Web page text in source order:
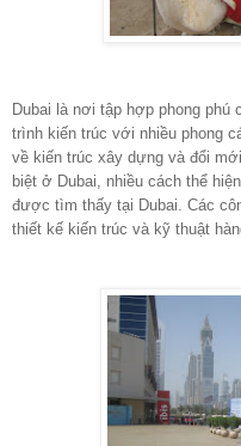
Dubai là nơi tập hợp phong phú
trình kiến trúc với nhiều phong
về kiến trúc xây dựng và đổi
biệt ở Dubai, nhiều cách thể
được tìm thấy tại Dubai. Các
thiết kế kiến trúc và kỹ thuật